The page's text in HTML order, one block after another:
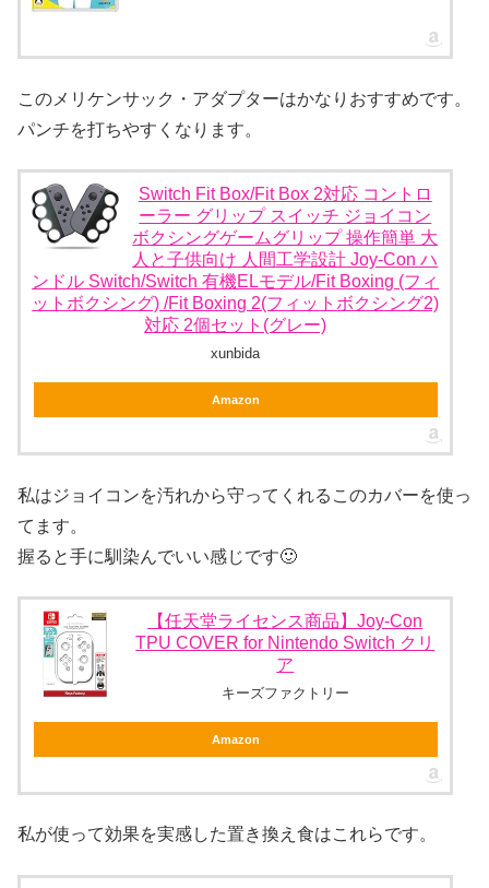
このメリケンサック・アダプターはかなりおすすめです。
パンチを打ちやすくなります。
Switch Fit Box/Fit Box 2対応 コントロ
ーラー グリップ スイッチ ジョイコン
ボクシングゲームグリップ 操作簡単 大
人と子供向け 人間工学設計 Joy-Con ハ
ンドル Switch/Switch 有機ELモデル/Fit Boxing (フィ
ットボクシング) /Fit Boxing 2(フィットボクシング2)
対応 2個セット(グレー)
xunbida
Amazon
私はジョイコンを汚れから守ってくれるこのカバーを使っ
てます。
握ると手に馴染んでいい感じです🙂
【任天堂ライセンス商品】Joy-Con
TPU COVER for Nintendo Switch クリ
ア
キーズファクトリー
Amazon
私が使って効果を実感した置き換え食はこれらです。